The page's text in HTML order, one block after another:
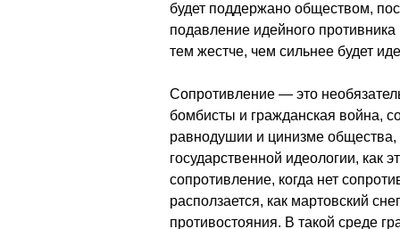
будет поддержано обществом,
подавление идейного
тем жестче, чем сильнее будет
Сопротивление — это
бомбисты и гражданская война,
равнодушии и цинизме
государственной идеологии, как
сопротивление, когда нет
расползается, как мартовский
противостояния. В такой среде